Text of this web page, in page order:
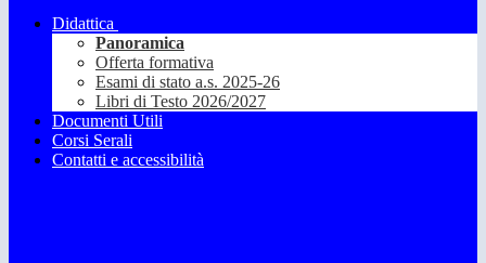
Didattica
Panoramica
Offerta formativa
Esami di stato a.s. 2025-26
Libri di Testo 2026/2027
Documenti Utili
Corsi Serali
Contatti e accessibilità